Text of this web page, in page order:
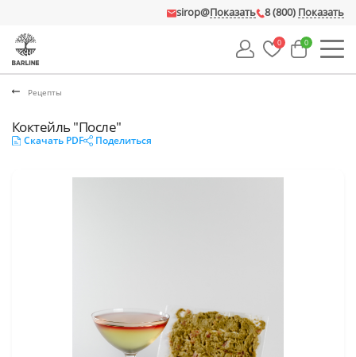
sirop@Показать 8 (800) Показать
0 0
Рецепты
Коктейль "После"
Скачать PDF Поделиться